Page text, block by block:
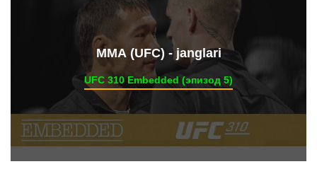
ММА (UFC) - janglari
UFC 310 Embedded (эпизод 5)